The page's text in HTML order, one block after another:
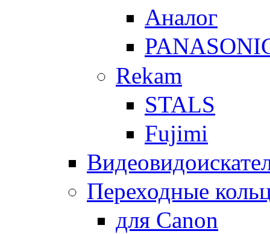
Аналог
Rekam
STALS
Fujimi
Переходные
для Canon